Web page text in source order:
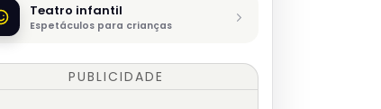
Teatro infantil
Espetáculos para crianças
PUBLICIDADE